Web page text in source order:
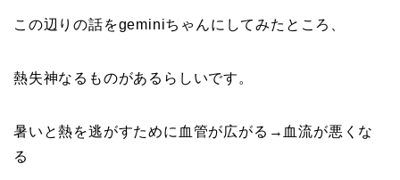
この辺りの話をgeminiちゃんにしてみたところ、
熱失神なるものがあるらしいです。
暑いと熱を逃がすために血管が広がる→血流が悪くな
る